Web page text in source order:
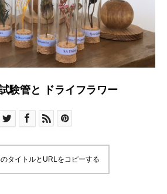
験管と ドライフラワー
タイトルとURLをコピーする